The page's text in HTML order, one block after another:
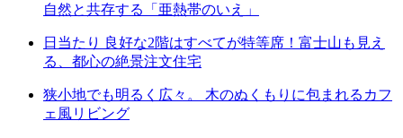
自然と共存する「亜熱帯のいえ」
日当たり 良好な2階はすべてが特等席！富士山も見え
る、都心の絶景注文住宅
狭小地でも明るく広々。 木のぬくもりに包まれるカフ
ェ風リビング